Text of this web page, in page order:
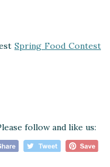
Spring Food Contest
follow and like us: